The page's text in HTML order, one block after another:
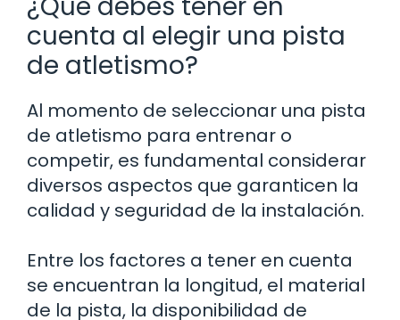
cuenta al elegir una pista
de atletismo?
Al momento de seleccionar una pista
de atletismo para entrenar o
competir, es fundamental considerar
diversos aspectos que garanticen la
calidad y seguridad de la instalación.
Entre los factores a tener en cuenta
se encuentran la longitud, el material
de la pista, la disponibilidad de